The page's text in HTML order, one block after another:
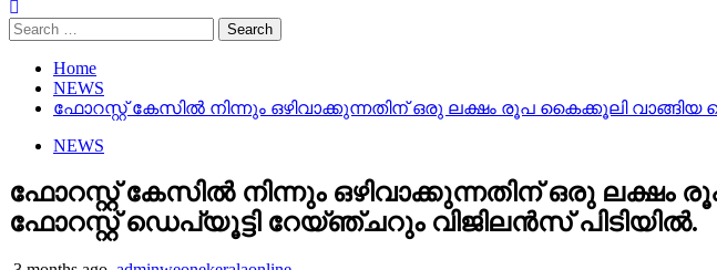
Search
for:
Home
NEWS
ഫോറസ്റ്റ് കേസിൽ നിന്നും ഒഴിവാക്കുന്നതിന് ഒരു ലക്ഷം രൂപ കൈക്കൂലി
NEWS
ഫോറസ്റ്റ് കേസിൽ നിന്നും ഒഴിവാക്കുന്നതിന് ഒരു
ഫോറസ്റ്റ് ഡെപ്യൂട്ടി റേയ്ഞ്ചറും വിജിലൻസ് പിടിയിൽ.